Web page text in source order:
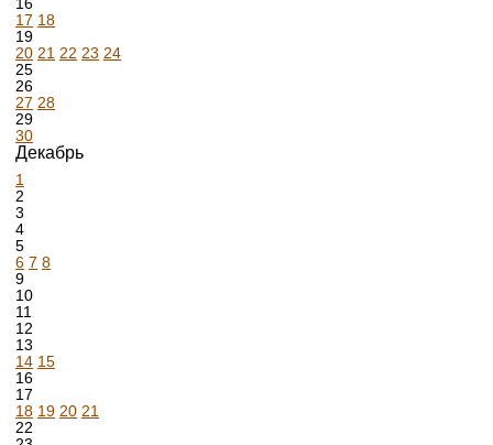
17 18
19
20 21 22 23 24
25
26
27 28
29
30
Декабрь
1
2
3
4
5
6 7 8
9
10
11
12
13
14 15
16
17
18 19 20 21
22